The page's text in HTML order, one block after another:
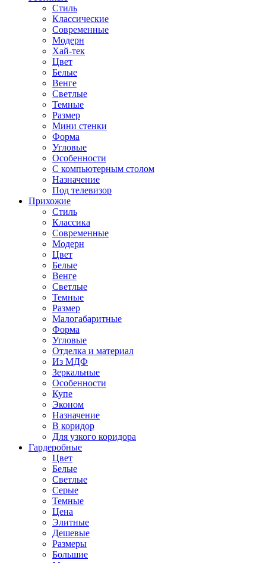
Стиль
Классические
Современные
Модерн
Хай-тек
Цвет
Белые
Венге
Светлые
Темные
Размер
Мини стенки
Форма
Угловые
Особенности
С компьютерным столом
Назначение
Под телевизор
Прихожие
Стиль
Классика
Современные
Модерн
Цвет
Белые
Венге
Светлые
Темные
Размер
Малогабаритные
Форма
Угловые
Отделка и материал
Из МДФ
Зеркальные
Особенности
Купе
Эконом
Назначение
В коридор
Для узкого коридора
Гардеробные
Цвет
Белые
Светлые
Серые
Темные
Цена
Элитные
Дешевые
Размеры
Большие